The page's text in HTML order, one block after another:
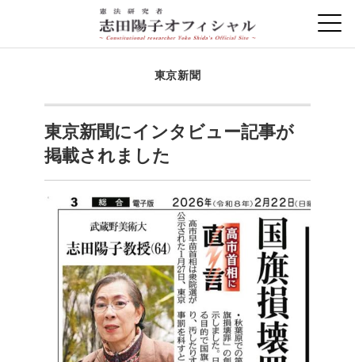
東京新聞
東京新聞にインタビュー記事が
掲載されました